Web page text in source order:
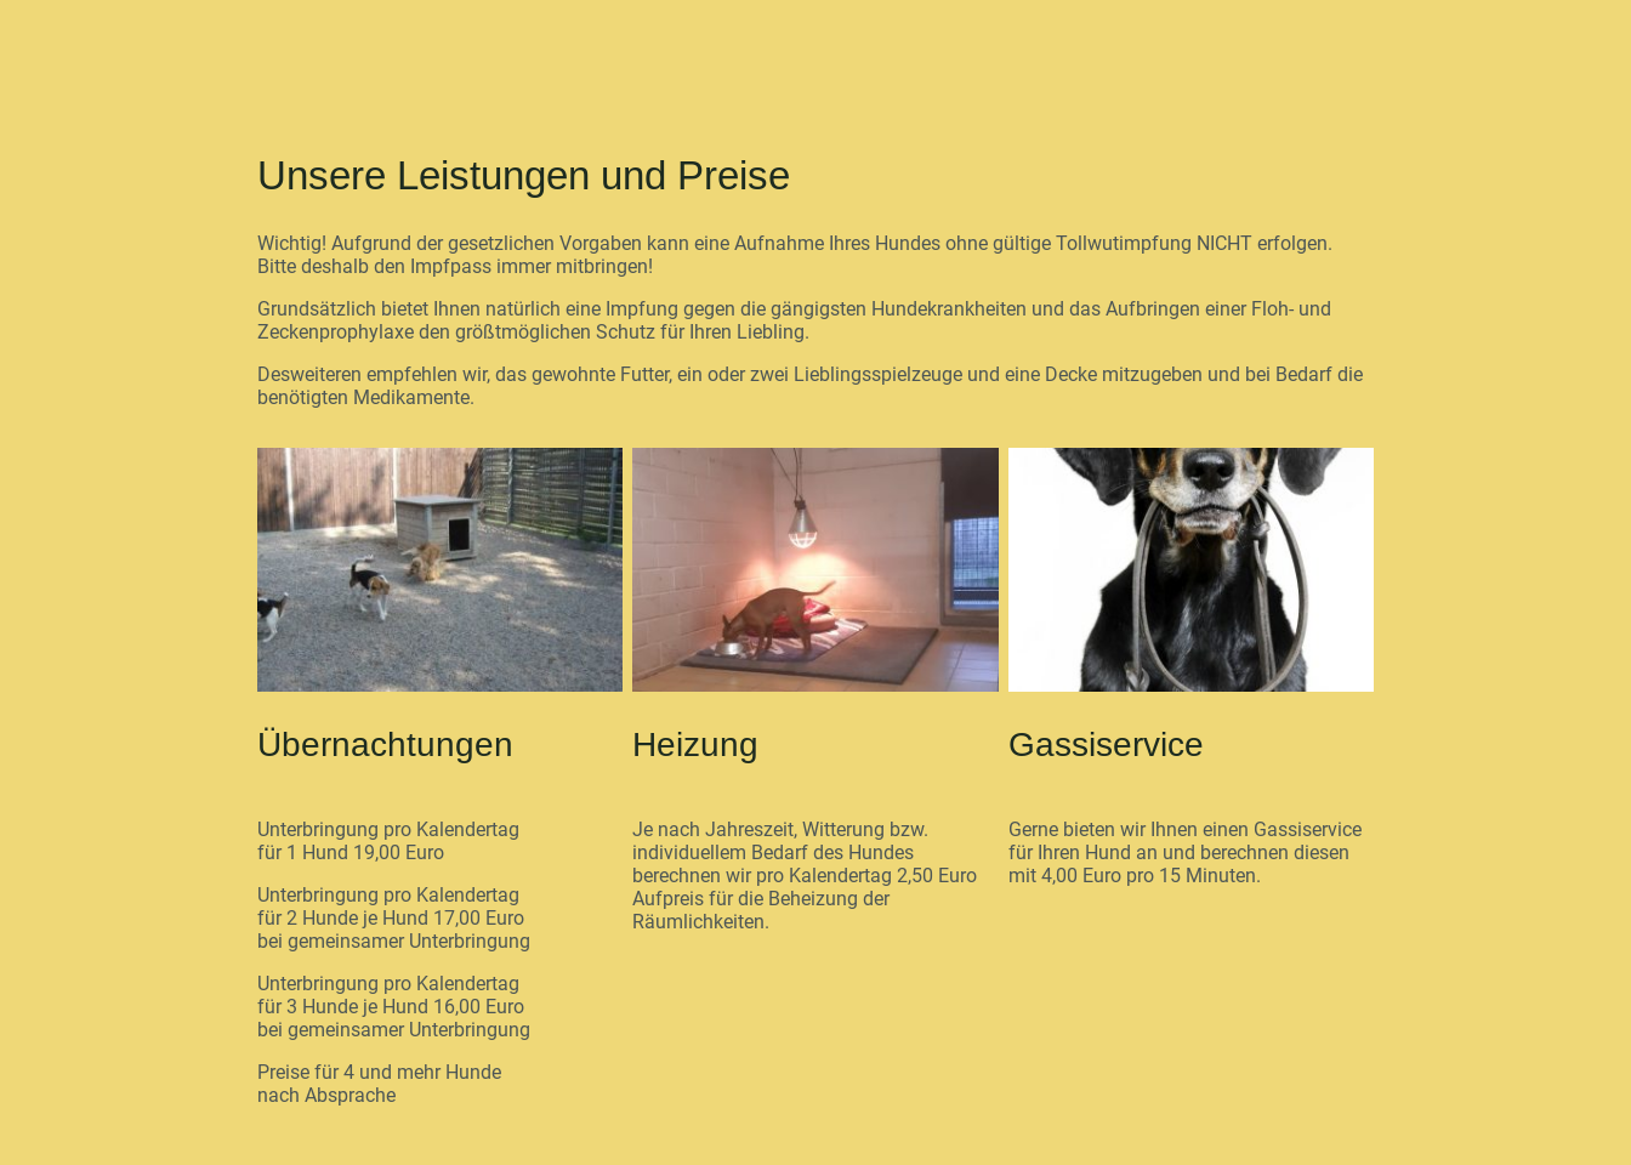
Unsere Leistungen und Preise
Wichtig! Aufgrund der gesetzlichen Vorgaben kann eine Aufnahme Ihres Hundes ohne gültige Tollwutimpfung NICHT erfolgen.
Bitte deshalb den Impfpass immer mitbringen!
Grundsätzlich bietet Ihnen natürlich eine Impfung gegen die gängigsten Hundekrankheiten und das Aufbringen einer Floh- und
Zeckenprophylaxe den größtmöglichen Schutz für Ihren Liebling.
Desweiteren empfehlen wir, das gewohnte Futter, ein oder zwei Lieblingsspielzeuge und eine Decke mitzugeben und bei Bedarf die
benötigten Medikamente.
Übernachtungen
Unterbringung pro Kalendertag
für 1 Hund 19,00 Euro
Unterbringung pro Kalendertag
für 2 Hunde je Hund 17,00 Euro
bei gemeinsamer Unterbringung
Unterbringung pro Kalendertag
für 3 Hunde je Hund 16,00 Euro
bei gemeinsamer Unterbringung
Preise für 4 und mehr Hunde
nach Absprache
Heizung
Je nach Jahreszeit, Witterung bzw.
individuellem Bedarf des Hundes
berechnen wir pro Kalendertag 2,50 Euro
Aufpreis für die Beheizung der
Räumlichkeiten.
Gassiservice
Gerne bieten wir Ihnen einen Gassiservice
für Ihren Hund an und berechnen diesen
mit 4,00 Euro pro 15 Minuten.